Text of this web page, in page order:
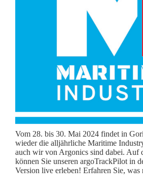
Vom 28. bis 30. Mai 2024 findet in
wieder die alljährliche Maritime
auch wir von Argonics sind dabei. Auf
können Sie unseren argoTrackPilot in
Version live erleben! Erfahren Sie,